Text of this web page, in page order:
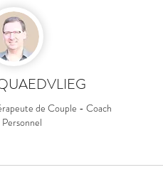
et communication
de Couple - Coach
Personnel